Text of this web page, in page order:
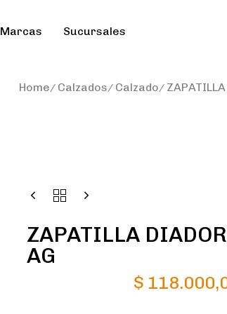
Marcas Sucursales
Home Calzados Calzado
ZAPATILLA
AG
$